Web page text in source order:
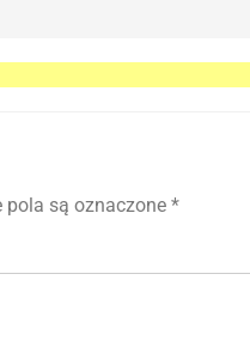
pola są oznaczone *